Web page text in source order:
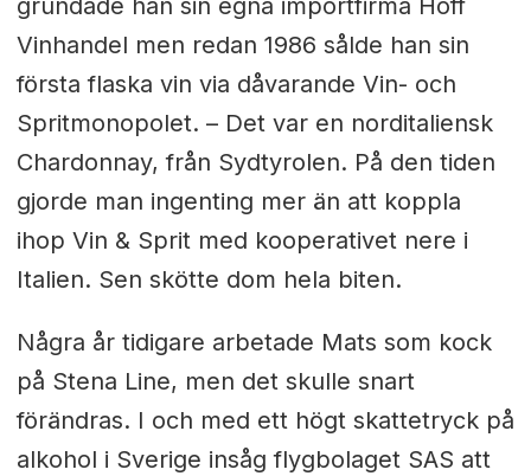
grundade han sin egna importfirma Hoff
Vinhandel men redan 1986 sålde han sin
första flaska vin via dåvarande Vin- och
Spritmonopolet. – Det var en norditaliensk
Chardonnay, från Sydtyrolen. På den tiden
gjorde man ingenting mer än att koppla
ihop Vin & Sprit med kooperativet nere i
Italien. Sen skötte dom hela biten.
Några år tidigare arbetade Mats som kock
på Stena Line, men det skulle snart
förändras. I och med ett högt skattetryck på
alkohol i Sverige insåg flygbolaget SAS att